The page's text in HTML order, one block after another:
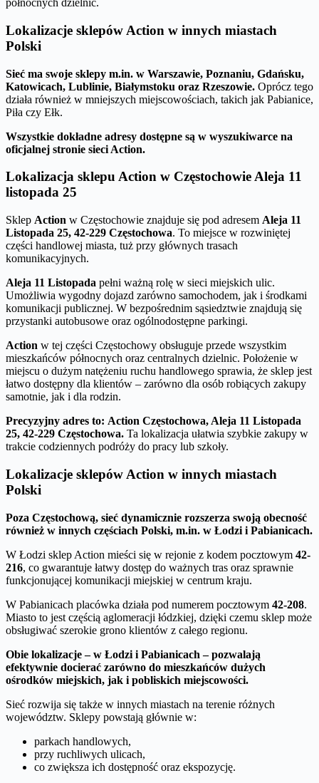
północnych dzielnic.
Lokalizacje sklepów Action w innych miastach
Polski
Sieć ma swoje sklepy m.in. w Warszawie, Poznaniu, Gdańsku,
Katowicach, Lublinie, Białymstoku oraz Rzeszowie. Oprócz tego
działa również w mniejszych miejscowościach, takich jak Pabianice,
Piła czy Ełk.
Wszystkie dokładne adresy dostępne są w wyszukiwarce na
oficjalnej stronie sieci Action.
Lokalizacja sklepu Action w Częstochowie Aleja 11
listopada 25
Sklep Action w Częstochowie znajduje się pod adresem Aleja 11
Listopada 25, 42-229 Częstochowa. To miejsce w rozwiniętej
części handlowej miasta, tuż przy głównych trasach
komunikacyjnych.
Aleja 11 Listopada pełni ważną rolę w sieci miejskich ulic.
Umożliwia wygodny dojazd zarówno samochodem, jak i środkami
komunikacji publicznej. W bezpośrednim sąsiedztwie znajdują się
przystanki autobusowe oraz ogólnodostępne parkingi.
Action w tej części Częstochowy obsługuje przede wszystkim
mieszkańców północnych oraz centralnych dzielnic. Położenie w
miejscu o dużym natężeniu ruchu handlowego sprawia, że sklep jest
łatwo dostępny dla klientów – zarówno dla osób robiących zakupy
samotnie, jak i dla rodzin.
Precyzyjny adres to: Action Częstochowa, Aleja 11 Listopada
25, 42-229 Częstochowa. Ta lokalizacja ułatwia szybkie zakupy w
trakcie codziennych podróży do pracy lub szkoły.
Lokalizacje sklepów Action w innych miastach
Polski
Poza Częstochową, sieć dynamicznie rozszerza swoją obecność
również w innych częściach Polski, m.in. w Łodzi i Pabianicach.
W Łodzi sklep Action mieści się w rejonie z kodem pocztowym 42-
216, co gwarantuje łatwy dostęp do ważnych tras oraz sprawnie
funkcjonującej komunikacji miejskiej w centrum kraju.
W Pabianicach placówka działa pod numerem pocztowym 42-208.
Miasto to jest częścią aglomeracji łódzkiej, dzięki czemu sklep może
obsługiwać szerokie grono klientów z całego regionu.
Obie lokalizacje – w Łodzi i Pabianicach – pozwalają
efektywnie docierać zarówno do mieszkańców dużych
ośrodków miejskich, jak i pobliskich miejscowości.
Sieć rozwija się także w innych miastach na terenie różnych
województw. Sklepy powstają głównie w:
parkach handlowych,
przy ruchliwych ulicach,
co zwiększa ich dostępność oraz ekspozycję.